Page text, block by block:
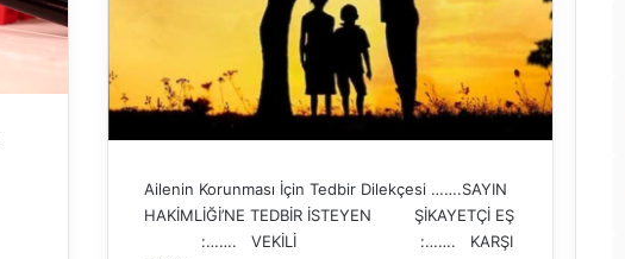
Ailenin Korunması İçin Tedbir Dilekçesi …….SAYIN
HAKİMLİĞİ’NE TEDBİR İSTEYEN ŞİKAYETÇİ EŞ
:……. VEKİLİ :……. KARŞI